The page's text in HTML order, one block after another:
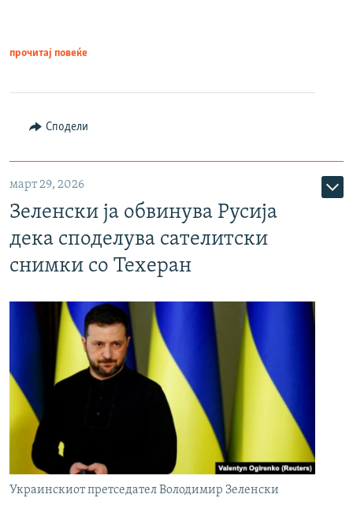
прочитај повеќе
Сподели
март 29, 2026
Зеленски ја обвинува Русија
дека споделува сателитски
снимки со Техеран
Украинскиот претседател Володимир Зеленски